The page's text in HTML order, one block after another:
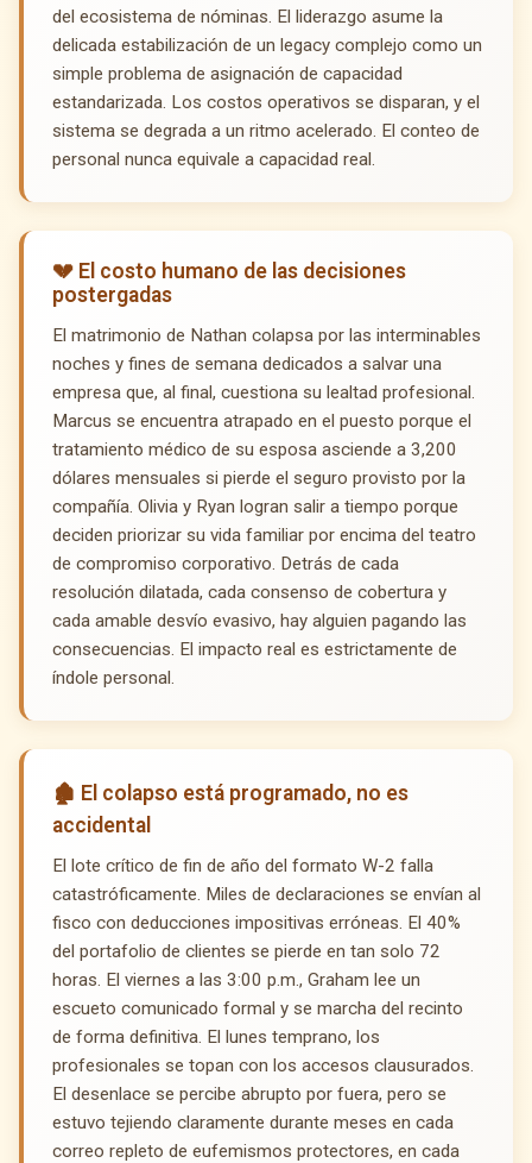
del ecosistema de nóminas. El liderazgo asume la
delicada estabilización de un legacy complejo como un
simple problema de asignación de capacidad
estandarizada. Los costos operativos se disparan, y el
sistema se degrada a un ritmo acelerado. El conteo de
personal nunca equivale a capacidad real.
💔 El costo humano de las decisiones
postergadas
El matrimonio de Nathan colapsa por las interminables
noches y fines de semana dedicados a salvar una
empresa que, al final, cuestiona su lealtad profesional.
Marcus se encuentra atrapado en el puesto porque el
tratamiento médico de su esposa asciende a 3,200
dólares mensuales si pierde el seguro provisto por la
compañía. Olivia y Ryan logran salir a tiempo porque
deciden priorizar su vida familiar por encima del teatro
de compromiso corporativo. Detrás de cada
resolución dilatada, cada consenso de cobertura y
cada amable desvío evasivo, hay alguien pagando las
consecuencias. El impacto real es estrictamente de
índole personal.
🏚️ El colapso está programado, no es
accidental
El lote crítico de fin de año del formato W-2 falla
catastróficamente. Miles de declaraciones se envían al
fisco con deducciones impositivas erróneas. El 40%
del portafolio de clientes se pierde en tan solo 72
horas. El viernes a las 3:00 p.m., Graham lee un
escueto comunicado formal y se marcha del recinto
de forma definitiva. El lunes temprano, los
profesionales se topan con los accesos clausurados.
El desenlace se percibe abrupto por fuera, pero se
estuvo tejiendo claramente durante meses en cada
correo repleto de eufemismos protectores, en cada